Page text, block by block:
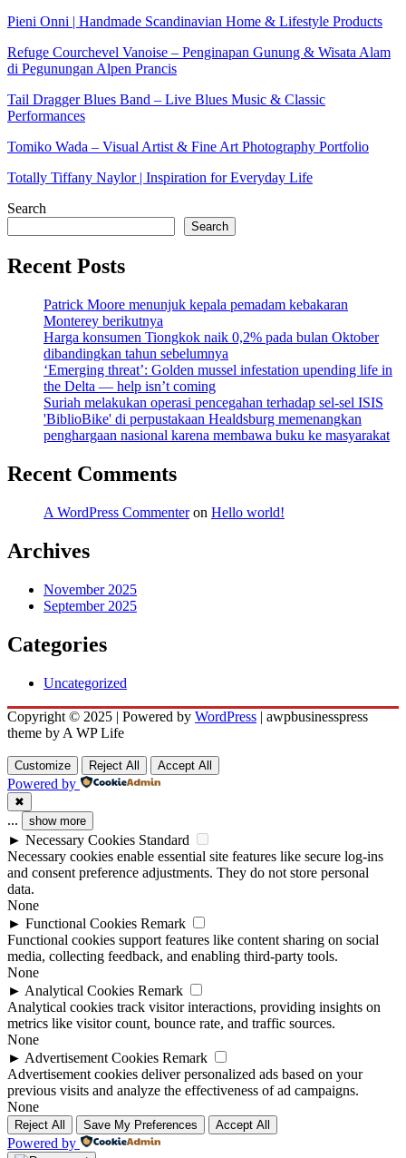
Pieni Onni | Handmade Scandinavian Home & Lifestyle Products
Refuge Courchevel Vanoise – Penginapan Gunung & Wisata Alam
di Pegunungan Alpen Prancis
Tail Dragger Blues Band – Live Blues Music & Classic
Performances
Tomiko Wada – Visual Artist & Fine Art Photography Portfolio
Totally Tiffany Naylor | Inspiration for Everyday Life
Search
Search
Recent Posts
Patrick Moore menunjuk kepala pemadam kebakaran
Monterey berikutnya
Harga konsumen Tiongkok naik 0,2% pada bulan Oktober
dibandingkan tahun sebelumnya
‘Emerging threat’: Golden mussel infestation upending life in
the Delta — help isn’t coming
Suriah melakukan operasi pencegahan terhadap sel-sel ISIS
'BiblioBike' di perpustakaan Healdsburg memenangkan
penghargaan nasional karena membawa buku ke masyarakat
Recent Comments
A WordPress Commenteron Hello world!
Archives
November 2025
September 2025
Categories
Uncategorized
Copyright © 2025 | Powered by WordPress | awpbusinesspress
theme by A WP Life
Customize Reject All Accept All
Powered by
✖
... show more
► Necessary Cookies Standard
Necessary cookies enable essential site features like secure log-ins
and consent preference adjustments. They do not store personal
data.
None
► Functional Cookies Remark
Functional cookies support features like content sharing on social
media, collecting feedback, and enabling third-party tools.
None
► Analytical Cookies Remark
Analytical cookies track visitor interactions, providing insights on
metrics like visitor count, bounce rate, and traffic sources.
None
► Advertisement Cookies Remark
Advertisement cookies deliver personalized ads based on your
previous visits and analyze the effectiveness of ad campaigns.
None
Reject All Save My Preferences Accept All
Powered by